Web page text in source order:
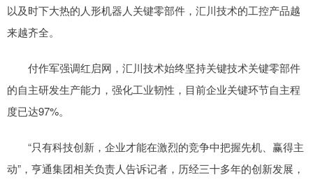
以及时下大热的人形机器人关键零部件，汇川技术的工控产品越
来越齐全。
付作军强调红启网，汇川技术始终坚持关键技术关键零部件
的自主研发生产能力，强化工业韧性，目前企业关键环节自主程
度已达97%。
“只有科技创新，企业才能在激烈的竞争中把握先机、赢得主
动”，亨通集团相关负责人告诉记者，历经三十多年的创新发展，